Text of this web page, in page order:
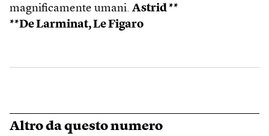
magnificamente umani. Astrid **
**De Larminat, Le Figaro
Altro da questo numero